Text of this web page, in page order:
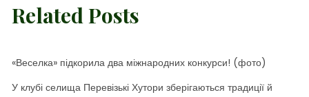
Related Posts
«Веселка» підкорила два міжнародних конкурси! (фото)
У клубі селища Перевізькі Хутори зберігаються традиції й